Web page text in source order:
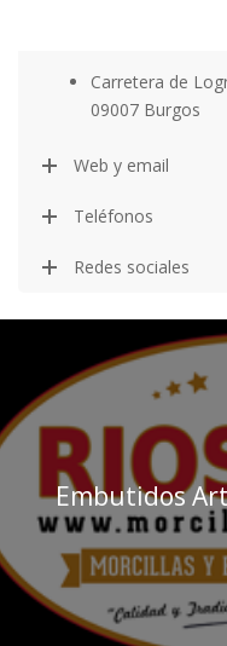
Carretera de
09007 Burgos
Web y email
Teléfonos
Redes sociales
Embutidos